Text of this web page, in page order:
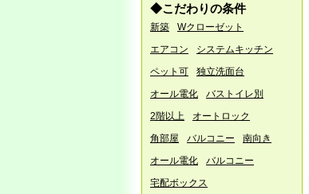
4/26 ●ゴールデンウィーク休
暇のお知らせ●
お客様・取引企業様 各位
誠に勝手ながら以下の通り、
休業となります。
5/1（水） ～ 5/6（月祝）
5/7(火）より通常営業いたしま
◆こだわりの条件
新築
Wクローゼット
エアコン
システムキッチン
ペット可
独立洗面台
オール電化
バストイレ別
2階以上
オートロック
角部屋
バルコニー
南向き
オール電化
バルコニー
宅配ボックス